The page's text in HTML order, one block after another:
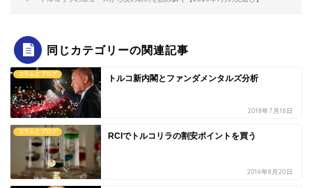
同じカテゴリーの関連記事
コラムとブログ トルコ新内閣とファンダメンタルズ分析
2018年7月16日
コラムとブログ RCIでトルコリラの割安ポイントを買う
2016年8月20日